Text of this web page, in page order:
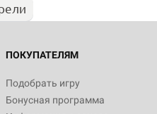
ПОКУПАТЕЛЯМ
Подобрать игру
Бонусная программа